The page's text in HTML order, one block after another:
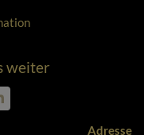
weiter
Adresse